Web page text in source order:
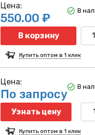
Цена:
550.00 ₽
В корзину
В
Купить оптом в 1 клик
Цена:
По запросу
Узнать цену
В
Купить оптом в 1 клик